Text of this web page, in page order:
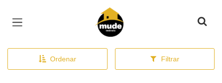
Página inicial
Ordenar Filtrar